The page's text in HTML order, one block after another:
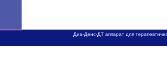
Диа-Денс-ДТ аппарат для